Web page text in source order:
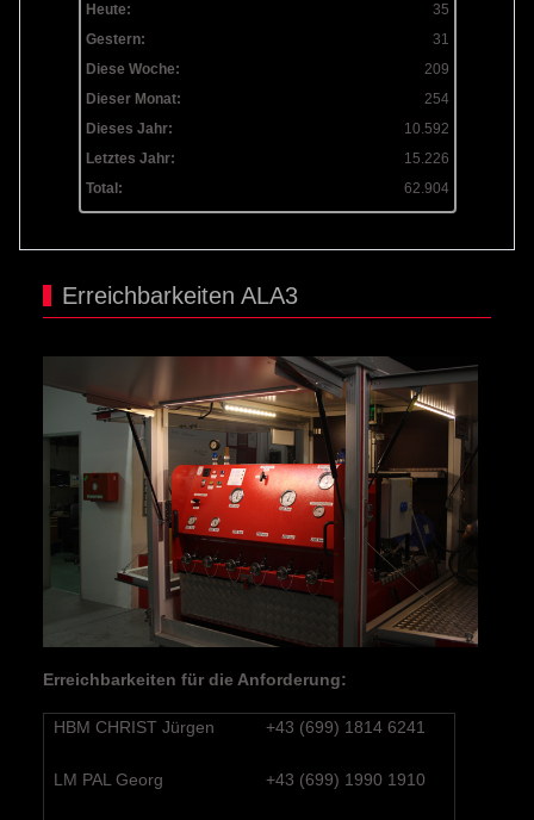
Heute:
35
Gestern:
31
Diese Woche:
209
Dieser Monat:
254
Dieses Jahr:
10.592
Letztes Jahr:
15.226
Total:
62.904
Erreichbarkeiten ALA3
Erreichbarkeiten für die Anforderung:
HBM CHRIST Jürgen +43 (699) 1814 6241
LM PAL Georg +43 (699) 1990 1910